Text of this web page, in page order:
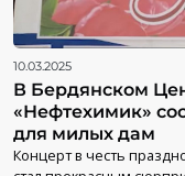
10.03.2025
В Бердянском
«Нефтехимик»
для милых дам
Концерт в честь